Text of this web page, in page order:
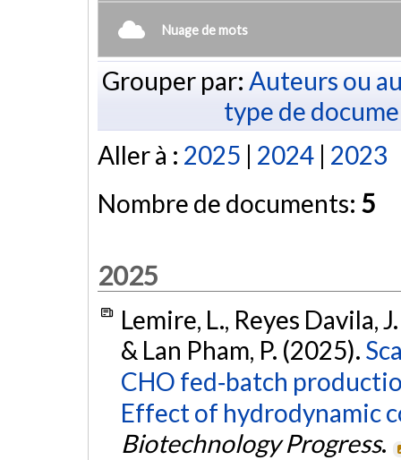
Nuage de mots
Grouper par: Auteurs ou
type de
Aller à : 2025 | 2024 | 2023
Nombre de documents: 5
2025
Lemire, L., Reyes Davila,
& Lan Pham, P. (2025).
CHO fed‐batch
Effect of hydrodynamic
Biotechnology Progress.